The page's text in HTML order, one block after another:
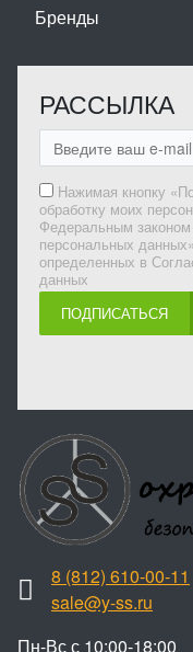
Бренды
РАССЫЛКА
Нажимая кнопку
обработку моих
Федеральным
персональных
определенных в
данных
ПОДПИСАТЬСЯ
8 (812) 610-00-11
sale@y-ss.ru
Пн-Вс с 10:00-18:00